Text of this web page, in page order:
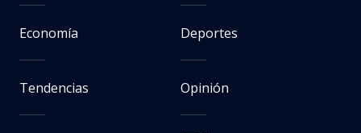
Economía Deportes
Tendencias Opinión